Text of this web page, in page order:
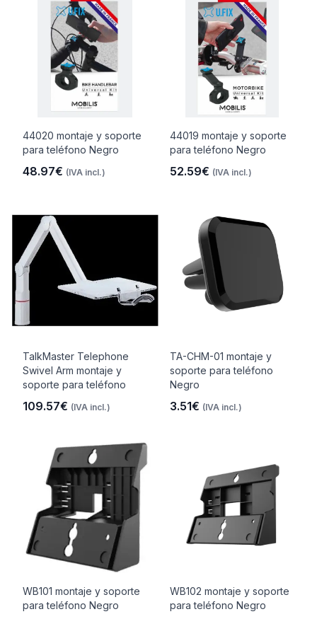
44020 montaje y soporte
para teléfono Negro
48.97€ (IVA incl.)
44019 montaje y soporte
para teléfono Negro
52.59€ (IVA incl.)
TalkMaster Telephone
Swivel Arm montaje y
soporte para teléfono
109.57€ (IVA incl.)
TA-CHM-01 montaje y
soporte para teléfono
Negro
3.51€ (IVA incl.)
WB101 montaje y soporte
para teléfono Negro
WB102 montaje y soporte
para teléfono Negro